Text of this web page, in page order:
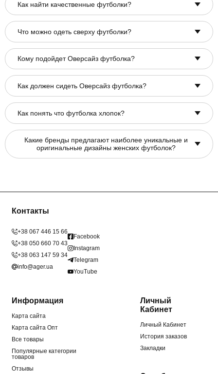
Как найти качественные футболки?
Что можно одеть сверху футболки?
Кому подойдет Оверсайз футболка?
Как должен сидеть Оверсайз футболка?
Как понять что футболка хлопок?
Какие бренды предлагают наиболее уникальные и
оригинальные дизайны женских футболок?
Контакты
+38 067 446 15 66
+38 050 660 70 43
+38 063 147 59 34
info@ager.ua
Facebook
Instagram
Telegram
YouTube
Информация
Карта сайта
Карта сайта Опт
Все товары
Популярные категории
товаров
Отзывы
Личный
Кабинет
Личный Кабинет
История заказов
Закладки